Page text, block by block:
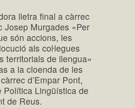
lletra final a càrrec
Josep Murgades «Per
són accions, les
als coŀlegues
territorials de llengua»
a la cloenda de les
d’Empar Pont,
Política Lingüística de
de Reus.